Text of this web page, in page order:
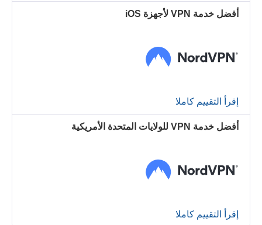
أفضل خدمة VPN لأجهزة iOS
إقرأ التقييم كاملا
أفضل خدمة VPN للولايات المتحدة الأمريكية
إقرأ التقييم كاملا